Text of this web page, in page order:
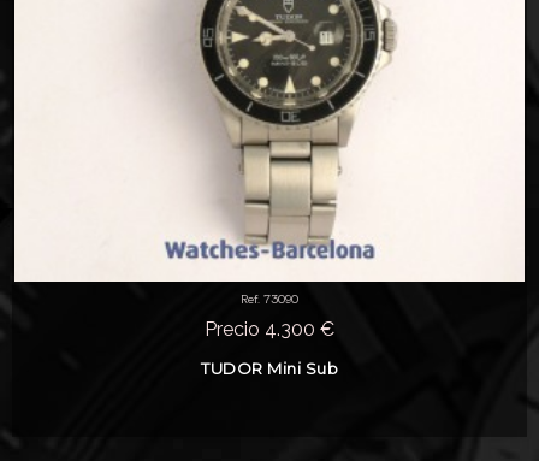
Ref. 73090
Precio 4.300 €
TUDOR Mini Sub